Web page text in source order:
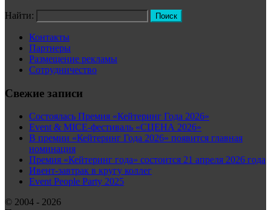
Найти:
Контакты
Партнеры
Размещение рекламы
Сотрудничество
Свежие записи
Состоялась Премия «Кейтеринг Года 2026»
Event & MICE-фестиваль «СЦЕНА 2026»
В премии «Кейтеринг Года 2026» появится главная
номинация
Премия «Кейтеринг года» состоится 21 апреля 2026 года
Ивент-завтрак в кругу коллег
Event People Party 2025
© 2004 - 2026